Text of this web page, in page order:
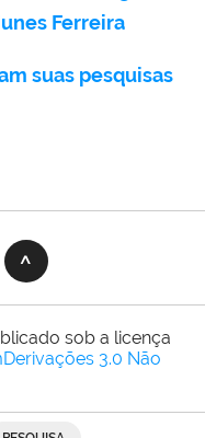
Ferreira
suas pesquisas
sob a licença
3.0 Não